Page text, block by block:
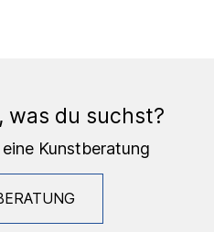
was du suchst?
Kunstberatung